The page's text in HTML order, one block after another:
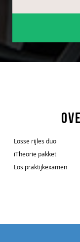
Losse rijles duo
iTheorie pakket
Los praktijkexamen